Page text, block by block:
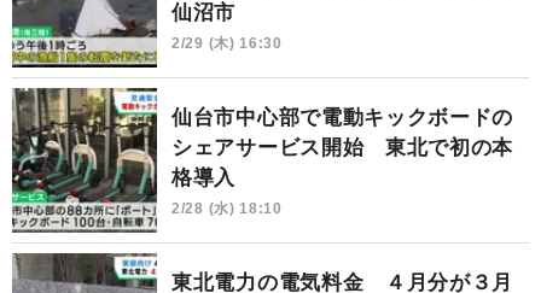
仙沼市
2/29 (木) 16:30
仙台市中心部で電動キックボードの
シェアサービス開始 東北で初の本
格導入
2/28 (水) 18:10
東北電力の電気料金 ４月分が３月